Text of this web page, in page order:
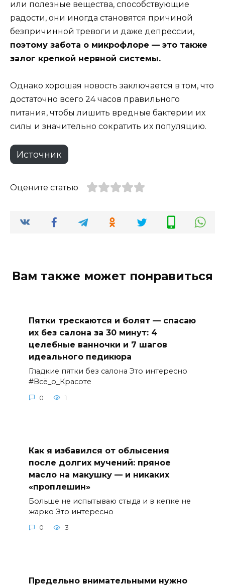
или полезные вещества, способствующие
радости, они иногда становятся причиной
безпричинной тревоги и даже депрессии,
поэтому забота о микрофлоре — это также
залог крепкой нервной системы.
Однако хорошая новость заключается в том, что
достаточно всего 24 часов правильного
питания, чтобы лишить вредные бактерии их
силы и значительно сократить их популяцию.
Источник
Оцените статью
Вам также может понравиться
Пятки трескаются и болят — спасаю
их без салона за 30 минут: 4
целебные ванночки и 7 шагов
идеального педикюра
Гладкие пятки без салона Это интересно
#Всё_о_Красоте
0 1
Как я избавился от облысения
после долгих мучений: пряное
масло на макушку — и никаких
«проплешин»
Больше не испытываю стыда и в кепке не
жарко Это интересно
0 3
Предельно внимательными нужно